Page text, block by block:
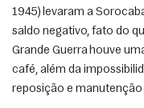
1945) levaram a
saldo negativo, fato do
Grande Guerra houve
café, além da
reposição e manutenção